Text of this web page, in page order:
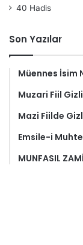
40 Hadis
Son Yazılar
Müennes İsim
Muzari Fiil
Mazi Fiilde
Emsile-i
MUNFASIL